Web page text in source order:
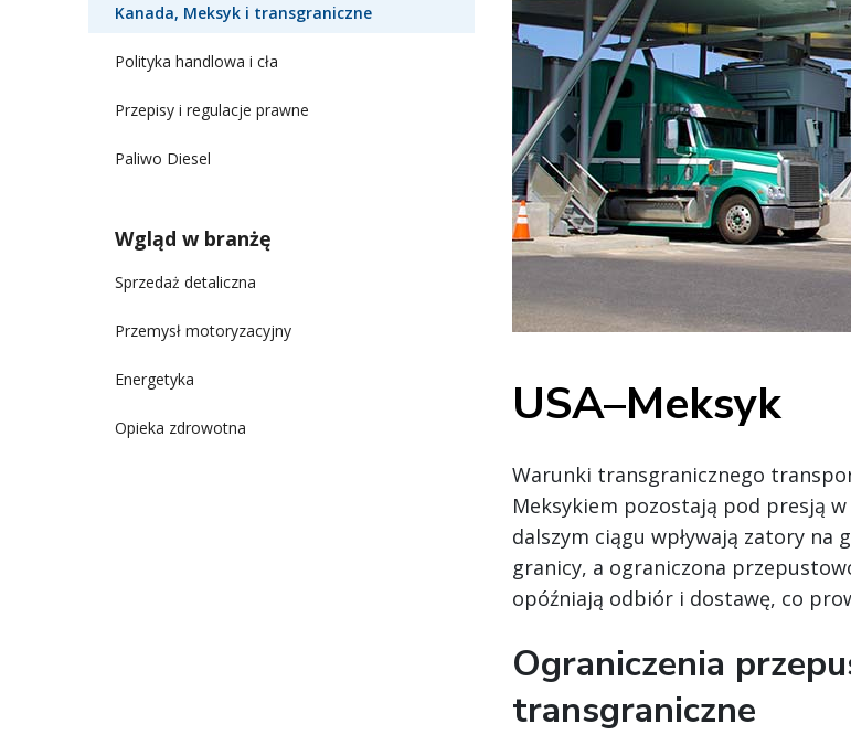
Kanada, Meksyk i transgraniczne
Polityka handlowa i cła
Przepisy i regulacje prawne
Paliwo Diesel
Wgląd w branżę
Sprzedaż detaliczna
Przemysł motoryzacyjny
Energetyka
Opieka zdrowotna USA–Meksyk
Warunki transgranicznego
Meksykiem pozostają pod presją
dalszym ciągu wpływają zatory na
granicy, a ograniczona
opóźniają odbiór i dostawę, co
Ograniczenia
transgraniczne